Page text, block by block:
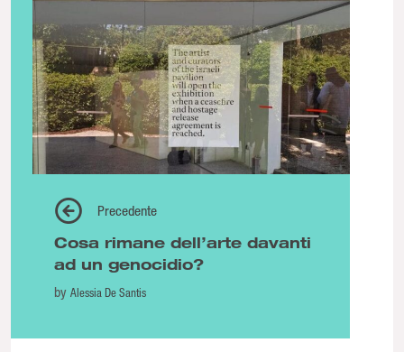
Precedente
Cosa rimane dell’arte davanti
ad un genocidio?
by Alessia De Santis